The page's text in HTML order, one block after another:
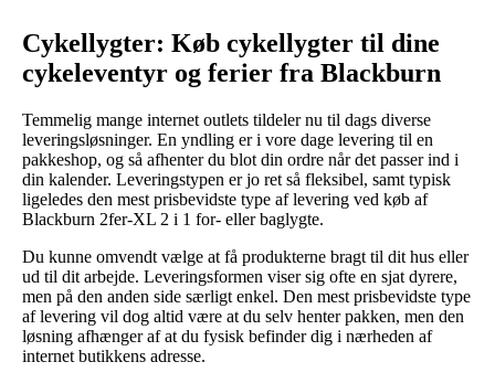
Cykellygter: Køb cykellygter til dine
cykeleventyr og ferier fra Blackburn
Temmelig mange internet outlets tildeler nu til dags diverse
leveringsløsninger. En yndling er i vore dage levering til en
pakkeshop, og så afhenter du blot din ordre når det passer ind i
din kalender. Leveringstypen er jo ret så fleksibel, samt typisk
ligeledes den mest prisbevidste type af levering ved køb af
Blackburn 2fer-XL 2 i 1 for- eller baglygte.
Du kunne omvendt vælge at få produkterne bragt til dit hus eller
ud til dit arbejde. Leveringsformen viser sig ofte en sjat dyrere,
men på den anden side særligt enkel. Den mest prisbevidste type
af levering vil dog altid være at du selv henter pakken, men den
løsning afhænger af at du fysisk befinder dig i nærheden af
internet butikkens adresse.